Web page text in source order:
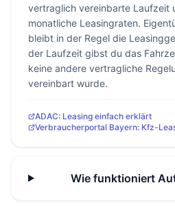
vertraglich vereinbarte Laufzeit
monatliche Leasingraten.
bleibt in der Regel die
der Laufzeit gibst du das
keine andere vertragliche
vereinbart wurde.
ADAC: Leasing einfach erklärt
Verbraucherportal Bayern: Kfz-
Wie funktioniert